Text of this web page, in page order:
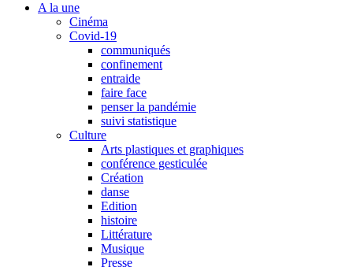
A la une
Cinéma
Covid-19
communiqués
confinement
entraide
faire face
penser la pandémie
suivi statistique
Culture
Arts plastiques et graphiques
conférence gesticulée
Création
danse
Edition
histoire
Littérature
Musique
Presse